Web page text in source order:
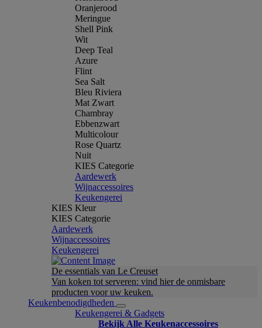
Oranjerood
Meringue
Shell Pink
Wit
Deep Teal
Azure
Flint
Sea Salt
Bleu Riviera
Mat Zwart
Chambray
Ebbenzwart
Multicolour
Rose Quartz
Nuit
KIES Categorie
Aardewerk
Wijnaccessoires
Keukengerei
KIES Kleur
KIES Categorie
Aardewerk
Wijnaccessoires
Keukengerei
De essentials van Le Creuset
Van koken tot serveren: vind hier de onmisbare
producten voor uw keuken.
Keukenbenodigdheden
Keukengerei & Gadgets
Bekijk Alle Keukenaccessoires